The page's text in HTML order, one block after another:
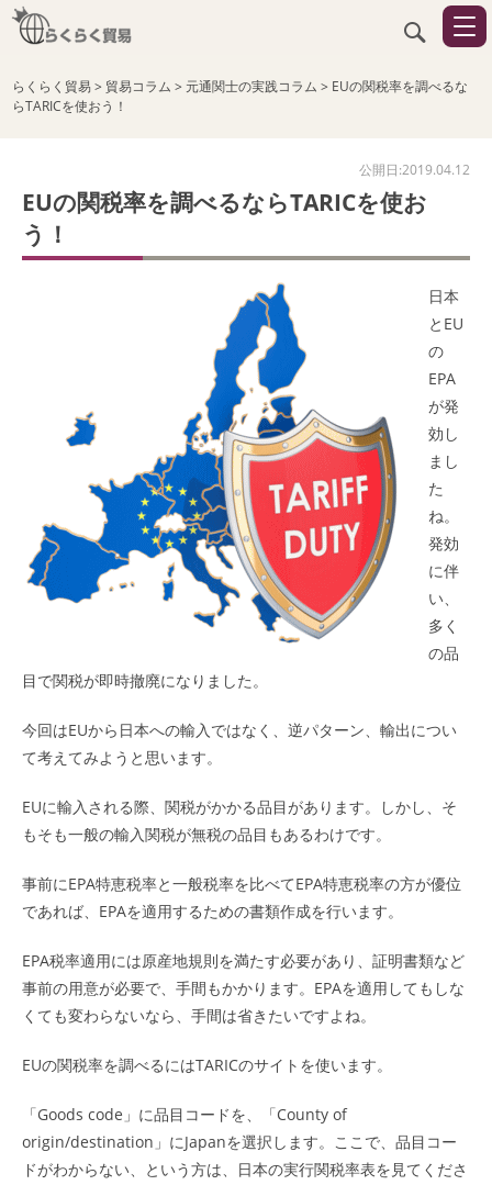
らくらく貿易> 貿易コラム > 元通関士の実践コラム > EUの関税率を調べるな
らTARICを使おう！
公開日:2019.04.12
EUの関税率を調べるならTARICを使お
う！
日本
とEU
の
EPA
が発
効し
まし
た
ね。
発効
に伴
い、
多く
の品
目で関税が即時撤廃になりました。
今回はEUから日本への輸入ではなく、逆パターン、輸出につい
て考えてみようと思います。
EUに輸入される際、関税がかかる品目があります。しかし、そ
もそも一般の輸入関税が無税の品目もあるわけです。
事前にEPA特恵税率と一般税率を比べてEPA特恵税率の方が優位
であれば、EPAを適用するための書類作成を行います。
EPA税率適用には原産地規則を満たす必要があり、証明書類など
事前の用意が必要で、手間もかかります。EPAを適用してもしな
くても変わらないなら、手間は省きたいですよね。
EUの関税率を調べるにはTARICのサイトを使います。
「Goods code」に品目コードを、「County of
origin/destination」にJapanを選択します。ここで、品目コー
ドがわからない、という方は、日本の実行関税率表を見てくださ